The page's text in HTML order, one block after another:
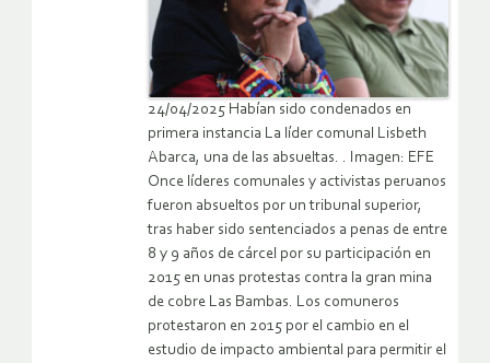
24/04/2025 Habían sido condenados en
primera instancia La líder comunal Lisbeth
Abarca, una de las absueltas. . Imagen: EFE
Once líderes comunales y activistas peruanos
fueron absueltos por un tribunal superior,
tras haber sido sentenciados a penas de entre
8 y 9 años de cárcel por su participación en
2015 en unas protestas contra la gran mina
de cobre Las Bambas. Los comuneros
protestaron en 2015 por el cambio en el
estudio de impacto ambiental para permitir el